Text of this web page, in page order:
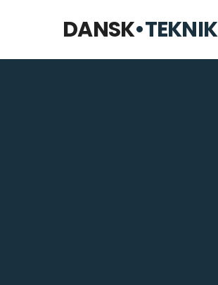
DANSK•TEKNIK
Åbner kl. 09:00